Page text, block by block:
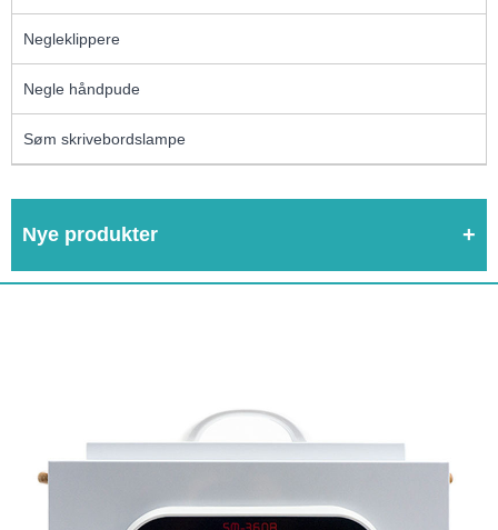
Negleklippere
Negle håndpude
Søm skrivebordslampe
Nye produkter